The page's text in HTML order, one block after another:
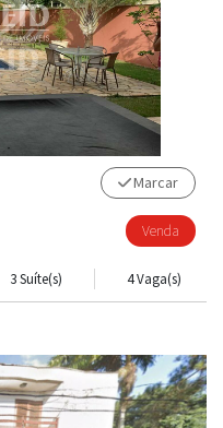
Marcar
Venda
3 Suíte(s) 4 Vaga(s)